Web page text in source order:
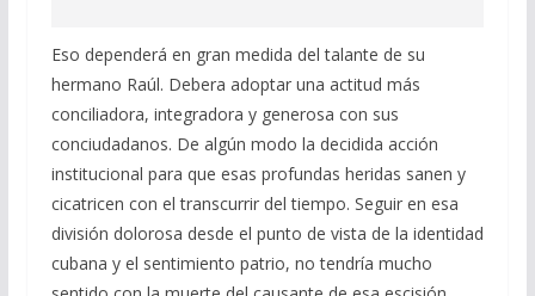
Eso dependerá en gran medida del talante de su
hermano Raúl. Debera adoptar una actitud más
conciliadora, integradora y generosa con sus
conciudadanos. De algún modo la decidida acción
institucional para que esas profundas heridas sanen y
cicatricen con el transcurrir del tiempo. Seguir en esa
división dolorosa desde el punto de vista de la identidad
cubana y el sentimiento patrio, no tendría mucho